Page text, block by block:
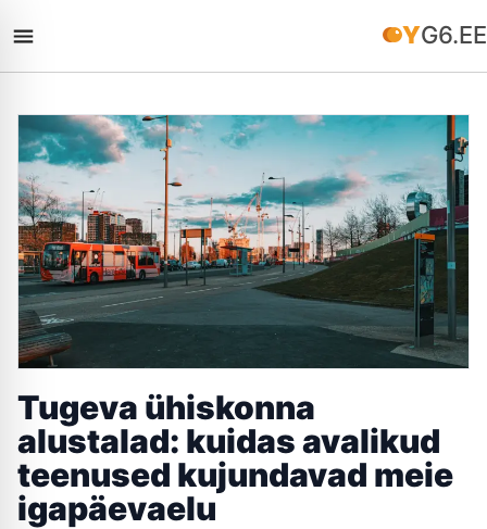
YG6.EE
Tugeva ühiskonna
alustalad: kuidas avalikud
teenused kujundavad meie
igapäevaelu